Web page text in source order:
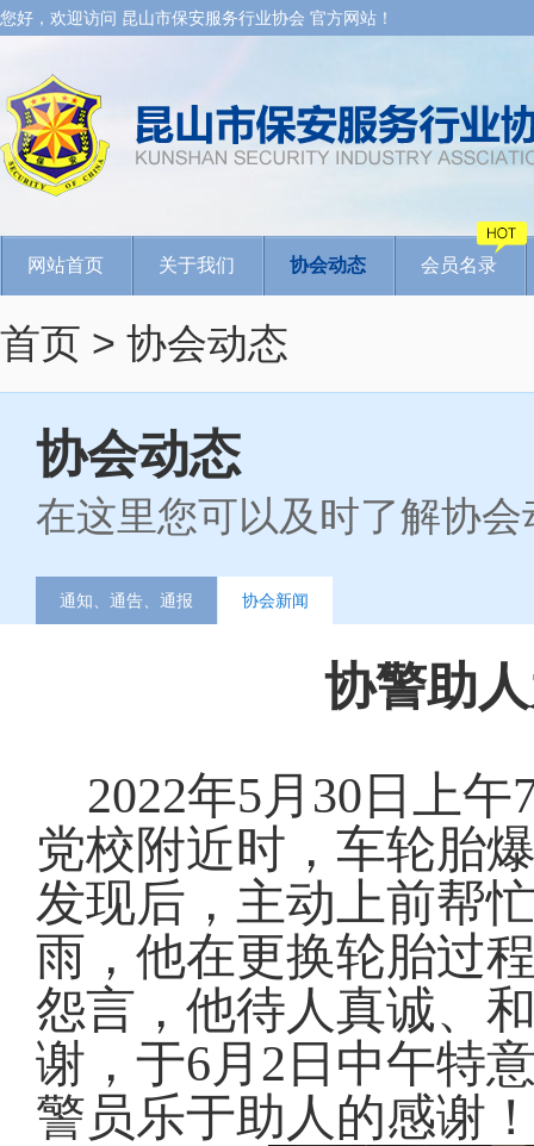
您好，欢迎访问 昆山市保安服务行业协会 官方网站！
网站首页 关于我们 协会动态 会员名录
首页 > 协会动态
协会动态
在这里您可以及时了解协会
通知、通告、通报 协会新闻
协警助
2022年5月30日上
党校附近时，车轮胎
发现后，主动上前帮
雨，他在更换轮胎过
怨言，他待人真诚、
谢，于6月2日中午特
警员乐于助人的感谢